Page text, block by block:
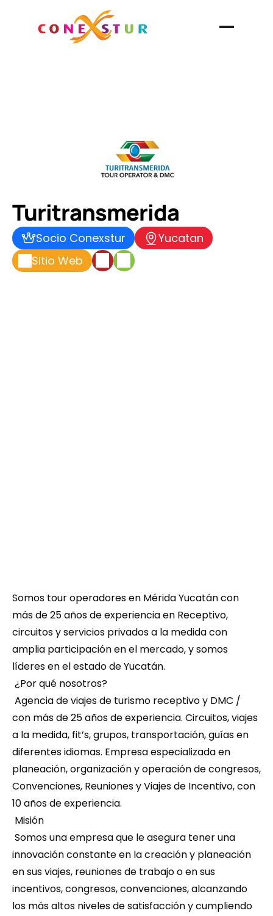
Turitransmerida
Socio Conexstur
Yucatan
Sitio Web
Somos tour operadores en Mérida Yucatán con
más de 25 años de experiencia en Receptivo,
circuitos y servicios privados a la medida con
amplia participación en el mercado, y somos
líderes en el estado de Yucatán.
¿Por qué nosotros?
con más de 25 años de experiencia. Circuitos, viajes
a la medida, fit’s, grupos, transportación, guías en
diferentes idiomas. Empresa especializada en
planeación, organización y operación de congresos,
Convenciones, Reuniones y Viajes de Incentivo, con
10 años de experiencia.
Misión
innovación constante en la creación y planeación
en sus viajes, reuniones de trabajo o en sus
incentivos, congresos, convenciones, alcanzando
los más altos niveles de satisfacción y cumpliendo